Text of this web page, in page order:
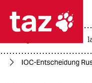
 taz
IOC-Entscheidung